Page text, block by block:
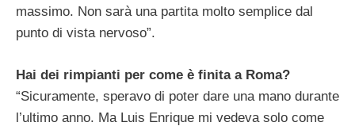
massimo. Non sarà una partita molto semplice dal
punto di vista nervoso”.
Hai dei rimpianti per come è finita a Roma?
“Sicuramente, speravo di poter dare una mano durante
l’ultimo anno. Ma Luis Enrique mi vedeva solo come